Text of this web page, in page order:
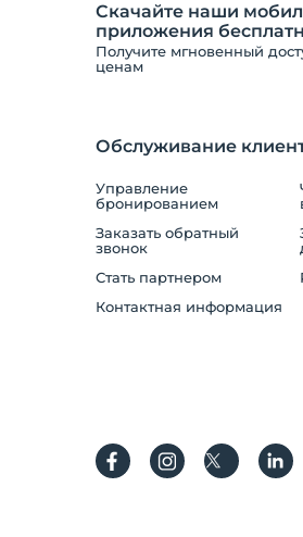
Скачайте наши
приложения
Получите мгновенный
ценам
Обслуживание
Управление
бронированием
Заказать обратный
звонок
Стать партнером
Контактная информация